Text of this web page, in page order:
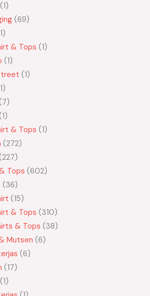
1
69
1
& Tops 1
1
1
1
7
1
& Tops 1
272
227
Tops 602
36
15
& Tops 310
& Tops 38
Mutsen 6
6
17
1